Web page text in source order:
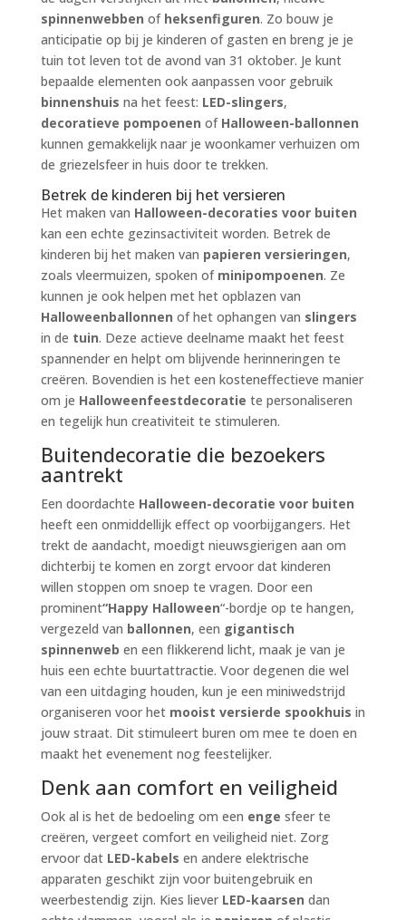
spinnenwebben of heksenfiguren. Zo bouw je
anticipatie op bij je kinderen of gasten en breng je je
tuin tot leven tot de avond van 31 oktober. Je kunt
bepaalde elementen ook aanpassen voor gebruik
binnenshuis na het feest: LED-slingers,
decoratieve pompoenen of Halloween-ballonnen
kunnen gemakkelijk naar je woonkamer verhuizen om
de griezelsfeer in huis door te trekken.
Betrek de kinderen bij het versieren
Het maken van Halloween-decoraties voor buiten
kan een echte gezinsactiviteit worden. Betrek de
kinderen bij het maken van papieren versieringen,
zoals vleermuizen, spoken of minipompoenen. Ze
kunnen je ook helpen met het opblazen van
Halloweenballonnen of het ophangen van slingers
in de tuin. Deze actieve deelname maakt het feest
spannender en helpt om blijvende herinneringen te
creëren. Bovendien is het een kosteneffectieve manier
om je Halloweenfeestdecoratie te personaliseren
en tegelijk hun creativiteit te stimuleren.
Buitendecoratie die bezoekers
aantrekt
Een doordachte Halloween-decoratie voor buiten
heeft een onmiddellijk effect op voorbijgangers. Het
trekt de aandacht, moedigt nieuwsgierigen aan om
dichterbij te komen en zorgt ervoor dat kinderen
willen stoppen om snoep te vragen. Door een
prominent“Happy Halloween“-bordje op te hangen,
vergezeld van ballonnen, een gigantisch
spinnenweb en een flikkerend licht, maak je van je
huis een echte buurtattractie. Voor degenen die wel
van een uitdaging houden, kun je een miniwedstrijd
organiseren voor het mooist versierde spookhuis in
jouw straat. Dit stimuleert buren om mee te doen en
maakt het evenement nog feestelijker.
Denk aan comfort en veiligheid
Ook al is het de bedoeling om een enge sfeer te
creëren, vergeet comfort en veiligheid niet. Zorg
ervoor dat LED-kabels en andere elektrische
apparaten geschikt zijn voor buitengebruik en
weerbestendig zijn. Kies liever LED-kaarsen dan